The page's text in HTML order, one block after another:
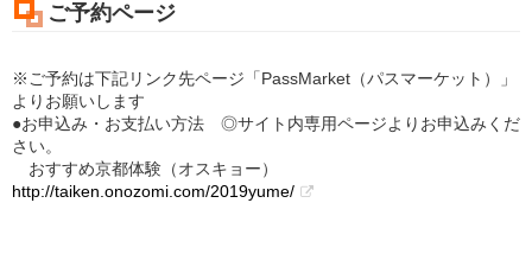
ご予約ページ
※ご予約は下記リンク先ページ「PassMarket（パスマーケット）」
よりお願いします
●お申込み・お支払い方法 ◎サイト内専用ページよりお申込みくだ
さい。
おすすめ京都体験（オスキョー）​
http://taiken.onozomi.com/2019yume/